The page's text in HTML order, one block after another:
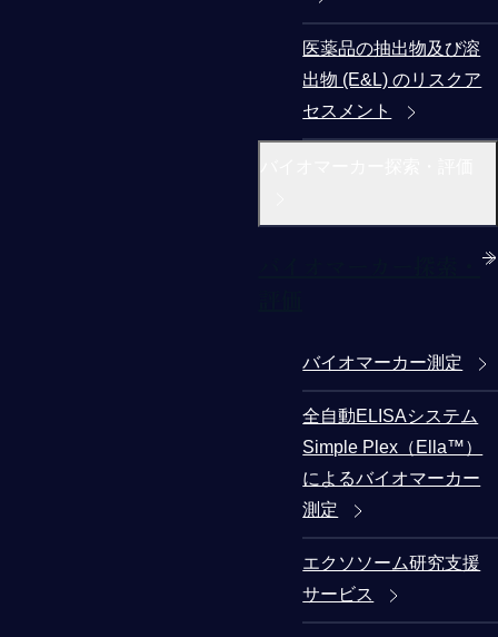
医薬品の抽出物及び溶
出物 (E&L) のリスクア
セスメント
バイオマーカー測定
全自動ELISAシステム
Simple Plex（Ella™）
によるバイオマーカー
測定
エクソソーム研究支援
サービス